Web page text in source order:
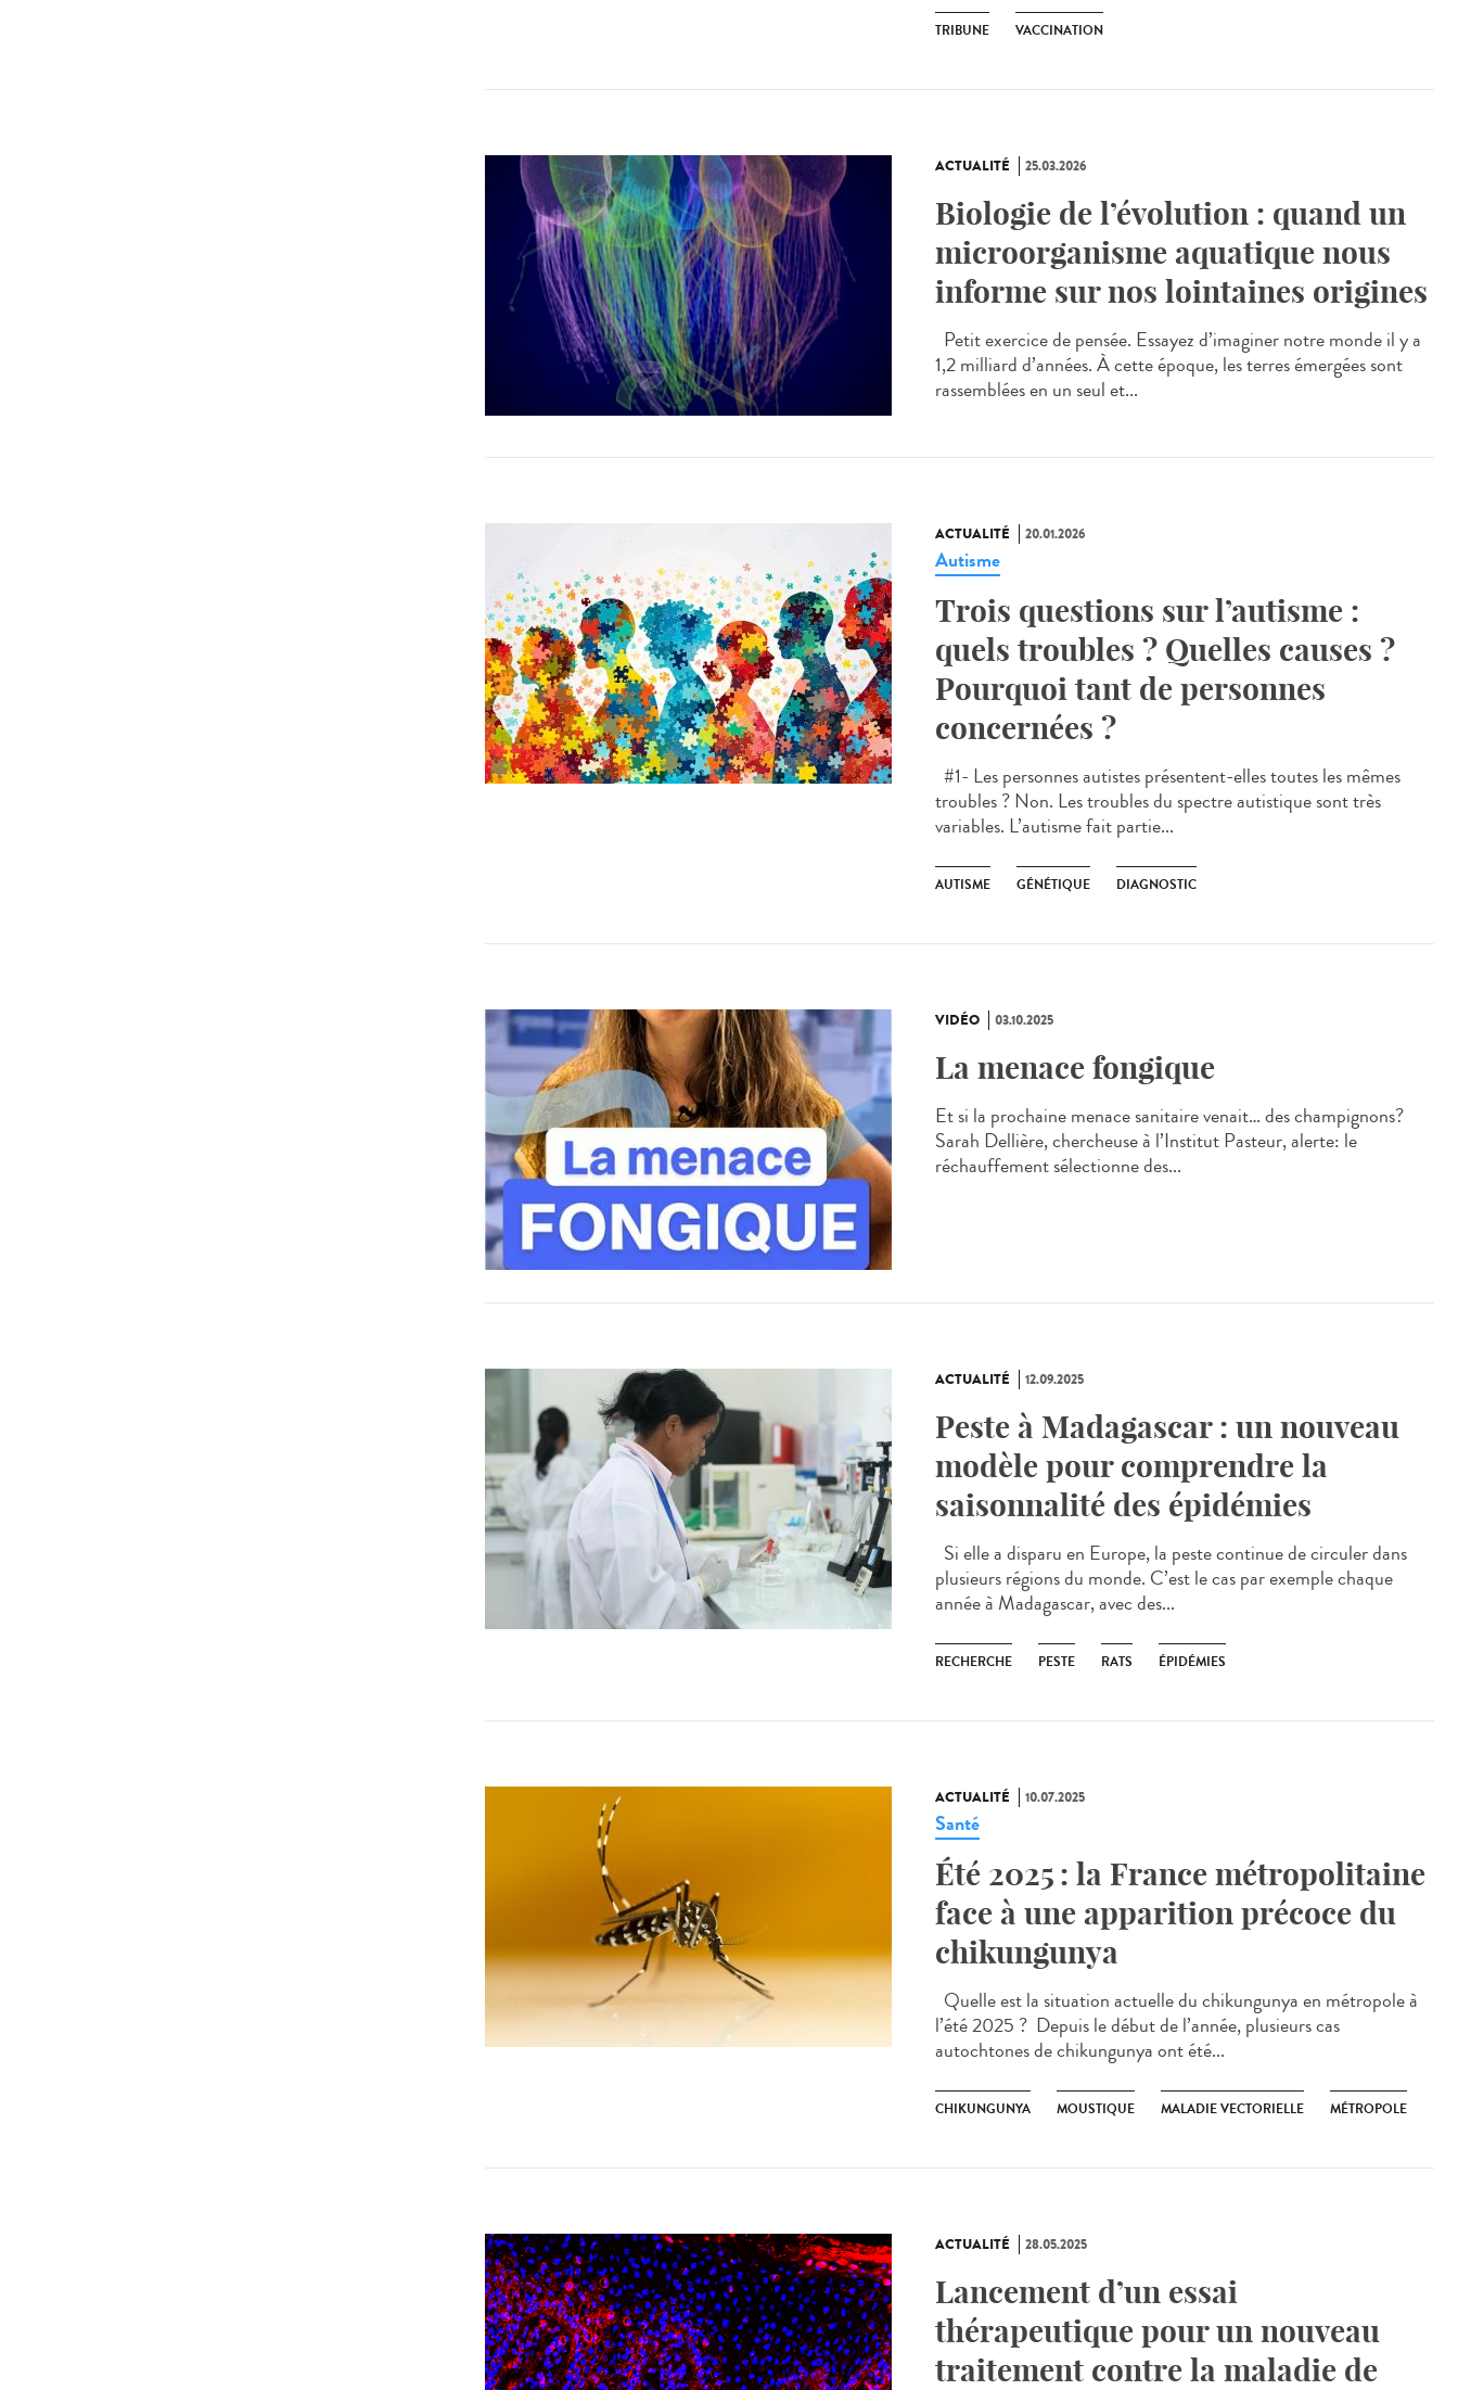
TRIBUNE VACCINATION
ACTUALITÉ 25.03.2026
Biologie de l’évolution : quand un
microorganisme aquatique nous
informe sur nos lointaines origines
Petit exercice de pensée. Essayez d’imaginer notre monde il y a
1,2 milliard d’années. À cette époque, les terres émergées sont
rassemblées en un seul et...
ACTUALITÉ 20.01.2026
Autisme
Trois questions sur l’autisme :
quels troubles ? Quelles causes ?
Pourquoi tant de personnes
concernées ?
#1- Les personnes autistes présentent-elles toutes les mêmes
troubles ? Non. Les troubles du spectre autistique sont très
variables. L’autisme fait partie...
AUTISME GÉNÉTIQUE DIAGNOSTIC
VIDÉO 03.10.2025
La menace fongique
Et si la prochaine menace sanitaire venait… des champignons?
Sarah Dellière, chercheuse à l’Institut Pasteur, alerte: le
réchauffement sélectionne des...
ACTUALITÉ 12.09.2025
Peste à Madagascar : un nouveau
modèle pour comprendre la
saisonnalité des épidémies
Si elle a disparu en Europe, la peste continue de circuler dans
plusieurs régions du monde. C’est le cas par exemple chaque
année à Madagascar, avec des...
RECHERCHE PESTE RATS ÉPIDÉMIES
ACTUALITÉ 10.07.2025
Santé
Été 2025 : la France métropolitaine
face à une apparition précoce du
chikungunya
Quelle est la situation actuelle du chikungunya en métropole à
l’été 2025 ? Depuis le début de l’année, plusieurs cas
autochtones de chikungunya ont été...
CHIKUNGUNYA MOUSTIQUE MALADIE VECTORIELLE MÉTROPOLE
ACTUALITÉ 28.05.2025
Lancement d’un essai
thérapeutique pour un nouveau
traitement contre la maladie de